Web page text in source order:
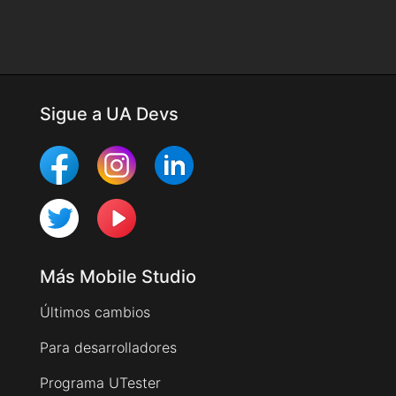
Sigue a UA Devs
Más Mobile Studio
Últimos cambios
Para desarrolladores
Programa UTester